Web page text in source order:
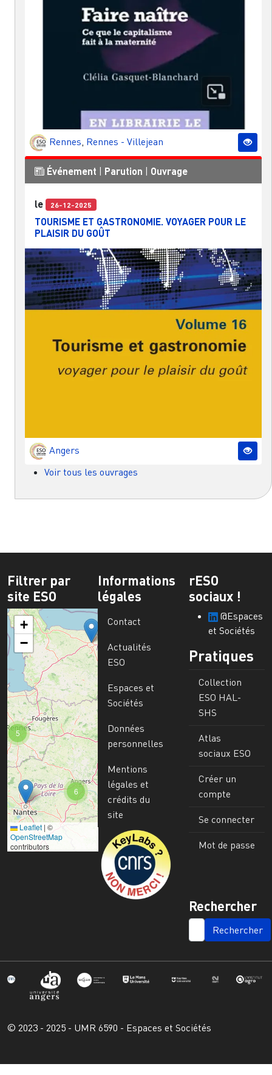
Rennes, Rennes - Villejean
Événement Parution Ouvrage
le 26-12-2025
TOURISME ET GASTRONOMIE. VOYAGER POUR LE
PLAISIR DU GOÛT
Angers
Voir tous les ouvrages
Filtrer par
site ESO
6
5
+
−
Leaflet | ©
OpenStreetMap
contributors
Informations
légales
Contact
Actualités
ESO
Espaces et
Sociétés
Données
personnelles
Mentions
légales et
crédits du
site
Image
rESO
sociaux !
@Espaces
et Sociétés
Pratiques
Collection
ESO HAL-
SHS
Atlas
sociaux ESO
Créer un
compte
Se connecter
Mot de passe
Rechercher
SEARCH
© 2023 - 2025 - UMR 6590 - Espaces et Sociétés